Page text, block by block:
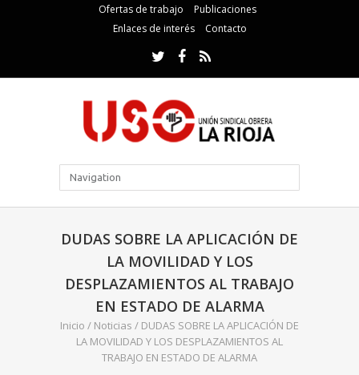
Ofertas de trabajo
Publicaciones
Enlaces de interés
Contacto
DUDAS SOBRE LA APLICACIÓN DE
LA MOVILIDAD Y LOS
DESPLAZAMIENTOS AL TRABAJO
EN ESTADO DE ALARMA
Inicio / Noticias / DUDAS SOBRE LA APLICACIÓN DE
LA MOVILIDAD Y LOS DESPLAZAMIENTOS AL
TRABAJO EN ESTADO DE ALARMA